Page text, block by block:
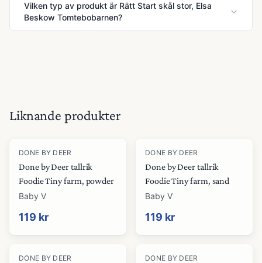
Vilken typ av produkt är Rätt Start skål stor, Elsa
Beskow Tomtebobarnen?
Liknande produkter
DONE BY DEER
Done by Deer tallrik
Foodie Tiny farm, powder
Baby V
119 kr
DONE BY DEER
Done by Deer tallrik
Foodie Tiny farm, sand
Baby V
119 kr
DONE BY DEER DONE BY DEER